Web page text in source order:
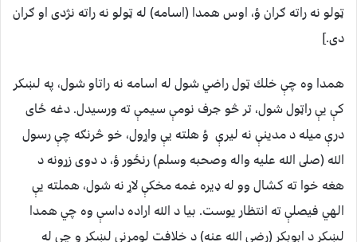
ټولو نه راته ګران ؤ، اوس همدا (اسامه) له ټولو نه راته نژدى او ګران
دى.]
همدا وه چې خلك ټول راضي شول له اسامه نه راتاو شول، په لښكر
كې يې راټول شول، تر څو جرف نومې سيمې ته ورسيدل. دغه ځاى
درې ميله د مدينې نه ليرې ؤ هلته يې واړول، خو څرنګه چې رسول
الله (صلى الله عليه واله وصحبه وسلم) رنځور ؤ، د دوى زړونه د
هغه خوا ته كشال وو له ډيره غمه مخكې لاړ نه شول، هملته يې
الهي فيصلې ته انتظار يوست. بيا د الله اراده داسې وه چي همدا
لښكر د ابوبكر (رضي الله عنه) د خلافت لومړنى لښكر و چې له